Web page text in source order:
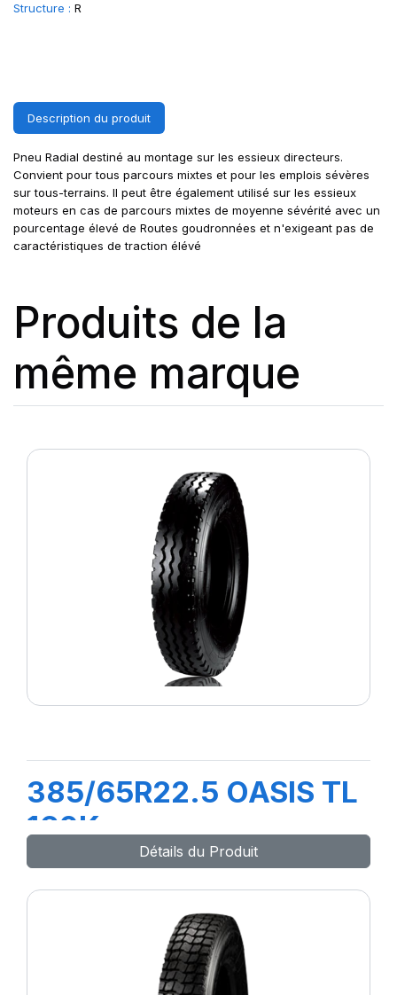
Structure : R
Description du produit
Pneu Radial destiné au montage sur les essieux directeurs.
Convient pour tous parcours mixtes et pour les emplois sévères
sur tous-terrains. II peut être également utilisé sur les essieux
moteurs en cas de parcours mixtes de moyenne sévérité avec un
pourcentage élevé de Routes goudronnées et n'exigeant pas de
caractéristiques de traction élévé
Produits de la
même marque
385/65R22.5 OASIS TL
160K
Détails du Produit